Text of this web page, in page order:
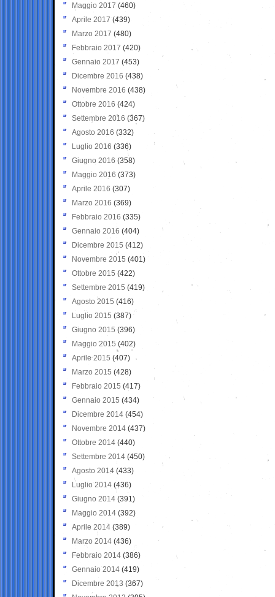
Maggio 2017 (460)
Aprile 2017 (439)
Marzo 2017 (480)
Febbraio 2017 (420)
Gennaio 2017 (453)
Dicembre 2016 (438)
Novembre 2016 (438)
Ottobre 2016 (424)
Settembre 2016 (367)
Agosto 2016 (332)
Luglio 2016 (336)
Giugno 2016 (358)
Maggio 2016 (373)
Aprile 2016 (307)
Marzo 2016 (369)
Febbraio 2016 (335)
Gennaio 2016 (404)
Dicembre 2015 (412)
Novembre 2015 (401)
Ottobre 2015 (422)
Settembre 2015 (419)
Agosto 2015 (416)
Luglio 2015 (387)
Giugno 2015 (396)
Maggio 2015 (402)
Aprile 2015 (407)
Marzo 2015 (428)
Febbraio 2015 (417)
Gennaio 2015 (434)
Dicembre 2014 (454)
Novembre 2014 (437)
Ottobre 2014 (440)
Settembre 2014 (450)
Agosto 2014 (433)
Luglio 2014 (436)
Giugno 2014 (391)
Maggio 2014 (392)
Aprile 2014 (389)
Marzo 2014 (436)
Febbraio 2014 (386)
Gennaio 2014 (419)
Dicembre 2013 (367)